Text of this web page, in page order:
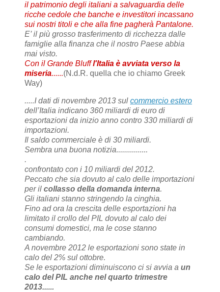
il patrimonio degli italiani a salvaguardia delle
ricche cedole che banche e investitori incassano
sui nostri titoli e che alla fine pagherà Pantalone.
E’ il più grosso trasferimento di ricchezza dalle
famiglie alla finanza che il nostro Paese abbia
mai visto.
Con il Grande Bluffl'Italia è avviata verso la
miseria......(N.d.R. quella che io chiamo Greek
Way)
.....I dati di novembre 2013 sul commercio estero
dell’Italia indicano 360 miliardi di euro di
esportazioni da inizio anno contro 330 miliardi di
importazioni.
Il saldo commerciale è di 30 miliardi.
Sembra una buona notizia................
.
confrontato con i 10 miliardi del 2012.
Peccato che sia dovuto al calo delle importazioni
per il collasso della domanda interna.
Gli italiani stanno stringendo la cinghia.
Fino ad ora la crescita delle esportazioni ha
limitato il crollo del PIL dovuto al calo dei
consumi domestici, ma le cose stanno
cambiando.
A novembre 2012 le esportazioni sono state in
calo del 2% sul ottobre.
Se le esportazioni diminuiscono ci si avvia a un
calo del PIL anche nel quarto trimestre
2013......